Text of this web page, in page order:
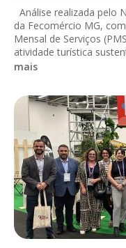
Análise realizada pelo
da Fecomércio MG,
Mensal de Serviços
atividade turística
mais